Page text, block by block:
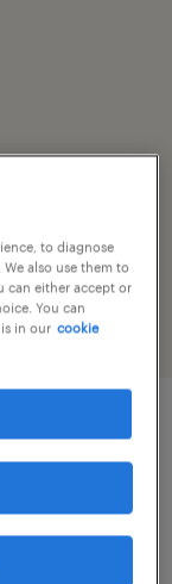
technician
to diagnose
also use them to
can either accept or
You can
in our cookie